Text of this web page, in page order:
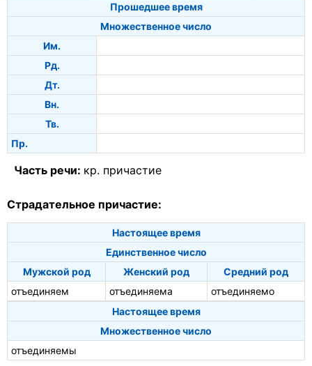
Прошедшее время
Множественное число
Им.
Рд.
Дт.
Вн.
Тв.
Пр.
Часть речи: кр. причастие
Страдательное причастие:
Настоящее время
Единственное число
Мужской род
Женский род
Средний род
отъединяем
отъединяема
отъединяемо
Настоящее время
Множественное число
отъединяемы